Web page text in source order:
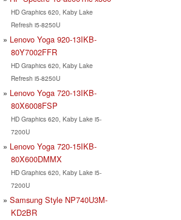
HD Graphics 620, Kaby Lake
Refresh i5-8250U
Lenovo Yoga 920-13IKB-
80Y7002FFR
HD Graphics 620, Kaby Lake
Refresh i5-8250U
Lenovo Yoga 720-13IKB-
80X6008FSP
HD Graphics 620, Kaby Lake i5-
7200U
Lenovo Yoga 720-15IKB-
80X600DMMX
HD Graphics 620, Kaby Lake i5-
7200U
Samsung Style NP740U3M-
KD2BR